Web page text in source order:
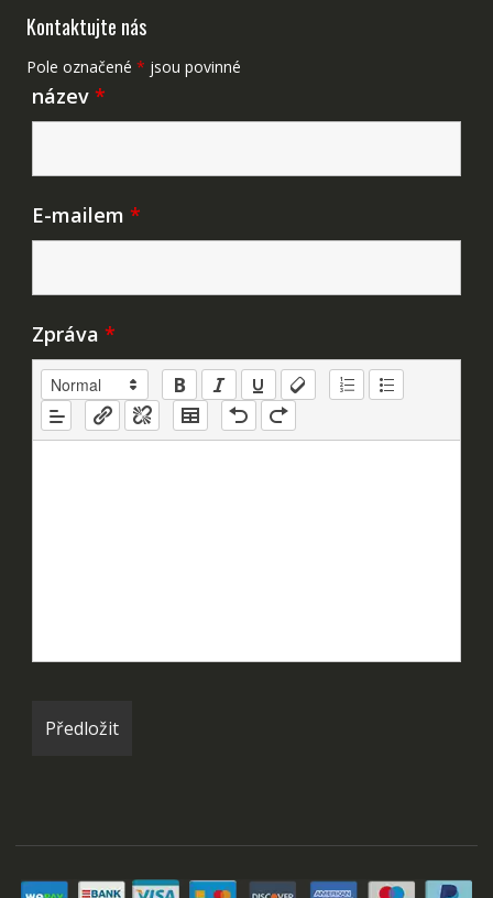
Kontaktujte nás
Pole označené * jsou povinné
název *
E-mailem *
Zpráva *